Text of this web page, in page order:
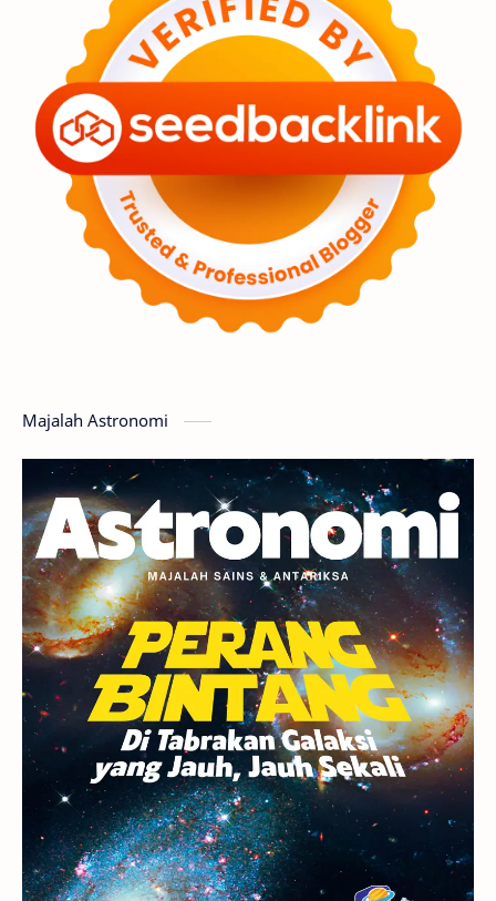
Asteroid Observasi
Premium Komet Bulan
Penelitian Serba-serbi Satelit
Luar Angkasa Video Aurora
Supernova Nebula Sponsored
Mars Planet Katai
GMT 2016
Planet Kerdil Bumi Pengetahuan
Berita Hujan Meteor Satelit Alami
Rasi Bintang Teleskop Saturnus
GBT 2018 UFO Advertorial
Astrofotografi
Stasiun Luar Angkasa Internasional
Gugus Bintang Menarik Dibaca
Venus Pluto Galaksi Kerdil
Majalah Astronomi